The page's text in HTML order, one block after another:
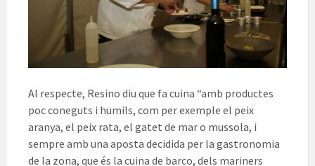
Al respecte, Resino diu que fa cuina “amb productes
poc coneguts i humils, com per exemple el peix
aranya, el peix rata, el gatet de mar o mussola, i
sempre amb una aposta decidida per la gastronomia
de la zona, que és la cuina de barco, dels mariners